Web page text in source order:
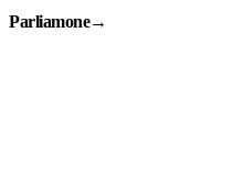
Parliamone→